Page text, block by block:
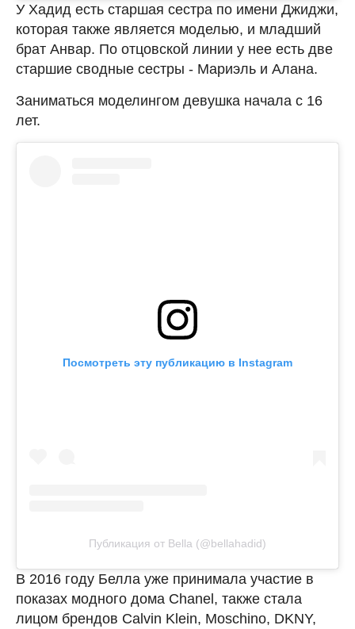
У Хадид есть старшая сестра по имени Джиджи,
которая также является моделью, и младший
брат Анвар. По отцовской линии у нее есть две
старшие сводные сестры - Мариэль и Алана.
Заниматься моделингом девушка начала с 16
лет.
Посмотреть эту публикацию в Instagram
Публикация от Bella (@bellahadid)
В 2016 году Белла уже принимала участие в
показах модного дома Chanel, также стала
лицом брендов Calvin Klein, Moschino, DKNY,